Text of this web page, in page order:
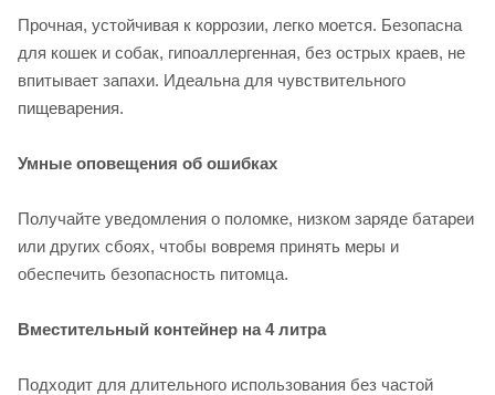
Прочная, устойчивая к коррозии, легко моется. Безопасна
для кошек и собак, гипоаллергенная, без острых краев, не
впитывает запахи. Идеальна для чувствительного
пищеварения.
Умные оповещения об ошибках
Получайте уведомления о поломке, низком заряде батареи
или других сбоях, чтобы вовремя принять меры и
обеспечить безопасность питомца.
Вместительный контейнер на 4 литра
Подходит для длительного использования без частой